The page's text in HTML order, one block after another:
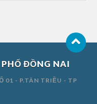
ĐỒNG NAI
01 - P.TÂN TRIỀU - TP